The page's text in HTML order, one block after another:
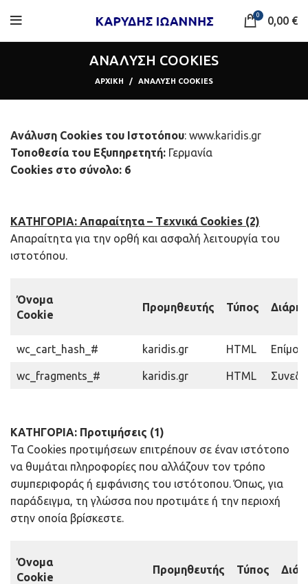
0 0,00 €
ΑΝΑΛΥΣΗ COOKIES
ΑΡΧΙΚΗ ΑΝΑΛΥΣΗ COOKIES
Ανάλυση Cookies του Ιστοτόπου: www.karidis.gr
Τοποθεσία του Εξυπηρετητή: Γερμανία
Cookies στο σύνολο: 6
ΚΑΤΗΓΟΡΙΑ: Απαραίτητα – Tεχνικά Cookies (2)
Απαραίτητα για την ορθή και ασφαλή λειτουργία του
ιστοτόπου.
Όνομα
Cookie
Προμηθευτής Τύπος
wc_cart_hash_# karidis.gr HTML
wc_fragments_# karidis.gr HTML
ΚΑΤΗΓΟΡΙΑ: Προτιμήσεις (1)
Τα Cookies προτιμήσεων επιτρέπουν σε έναν ιστότοπο
να θυμάται πληροφορίες που αλλάζουν τον τρόπο
συμπεριφοράς ή εμφάνισης του ιστότοπου. Όπως, για
παράδειγμα, τη γλώσσα που προτιμάτε ή την περιοχή
στην οποία βρίσκεστε.
Όνομα
Cookie
Προμηθευτής Τύπος